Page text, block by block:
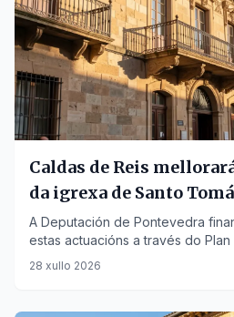
Caldas de Reis
da igrexa de Santo
unha pasarela
A Deputación de Pontevedra
estas actuacións a través do Plan
28 xullo 2026